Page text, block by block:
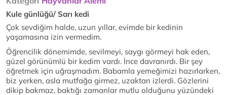
Kule günlüğü/ Sarı kedi
Çok sevdiğim halde, uzun yıllar, evimde bir kedinin
yaşamasına izin vermedim.
Öğrencilik dönemimde, sevilmeyi, saygı görmeyi hak eden,
güzel görünümlü bir kedim vardı. İnce davranırdı. Bir şey
öğretmek için uğraşmadım. Babamla yemeğimizi hazırlarken,
biz yerken, asla mutfağa girmez, uzaktan izlerdi. Gözlerini
dikip bakmaz, baktığı zamanlar mutlu olduğunu yüzündeki